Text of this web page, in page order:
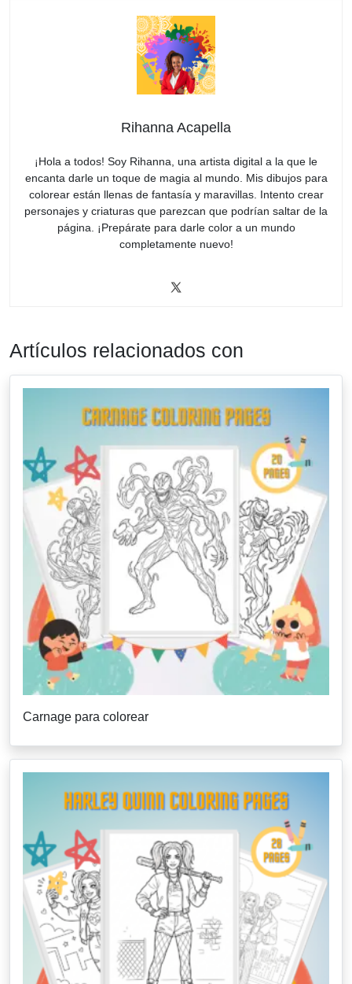
Rihanna Acapella
¡Hola a todos! Soy Rihanna, una artista digital a la que le
encanta darle un toque de magia al mundo. Mis dibujos para
colorear están llenas de fantasía y maravillas. Intento crear
personajes y criaturas que parezcan que podrían saltar de la
página. ¡Prepárate para darle color a un mundo
completamente nuevo!
Artículos relacionados con
Carnage para colorear